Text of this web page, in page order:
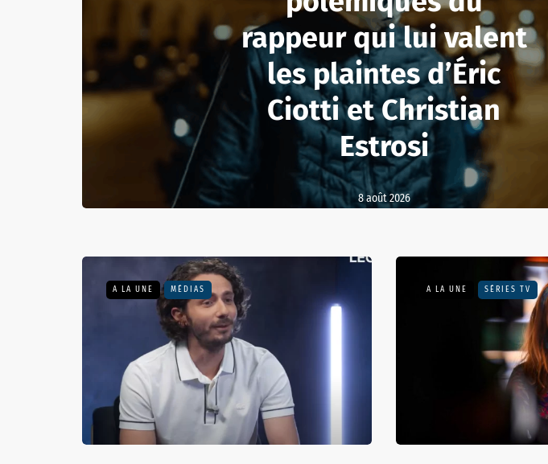
rappeur qui lui valent
les plaintes d’Éric
Ciotti et Christian
Estrosi
8 août 2026
A LA UNE MÉDIAS A LA UNE SÉRIES TV